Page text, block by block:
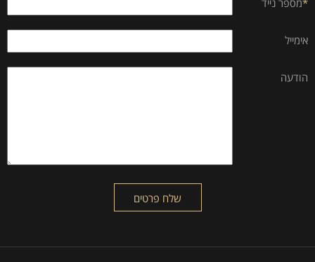
אימייל
הודעה